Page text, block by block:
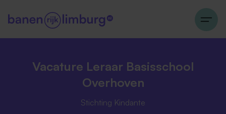
Vacature Leraar Basisschool
Overhoven
Stichting Kindante